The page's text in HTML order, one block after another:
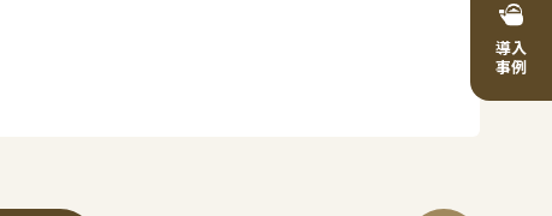
導入
事例